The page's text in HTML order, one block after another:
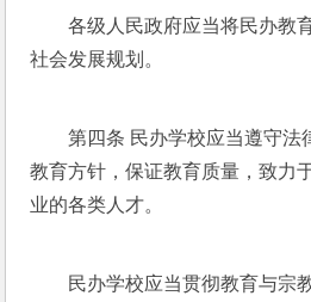
各级人民政府应当将民办教
社会发展规划。
第四条 民办学校应当遵守
教育方针，保证教育质量，致力
业的各类人才。
民办学校应当贯彻教育与宗